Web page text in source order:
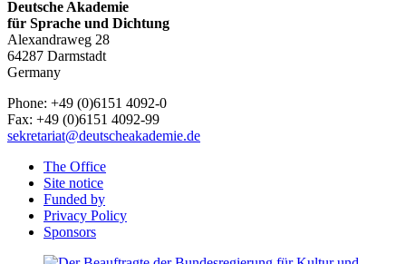
Deutsche Akademie
für Sprache und Dichtung
Alexandraweg 28
64287 Darmstadt
Germany
Phone: +49 (0)6151 4092-0
Fax: +49 (0)6151 4092-99
sekretariat@deutscheakademie.de
The Office
Site notice
Funded by
Privacy Policy
Sponsors